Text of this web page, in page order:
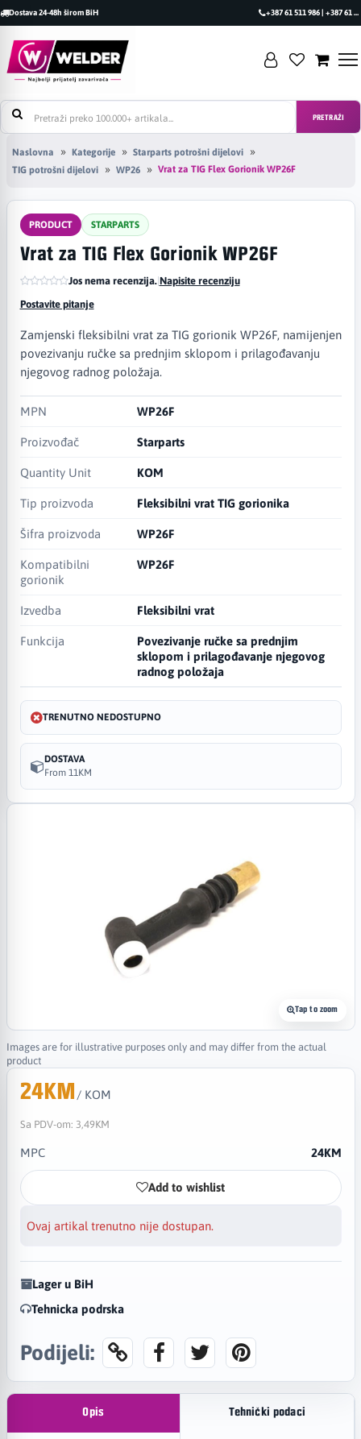
Dostava 24-48h širom BiH +387 61 511 986 | +387 61 493 470
PRETRAŽI
Naslovna Kategorije
Starparts potrošni dijelovi
TIG potrošni dijelovi
WP26 Vrat za TIG Flex Gorionik WP26F
Tap to zoom
Images are for illustrative purposes only and may differ from the actual
product
PRODUCT STARPARTS
Vrat za TIG Flex Gorionik WP26F
Jos nema recenzija.|Napisite recenziju
Postavite pitanje
Zamjenski fleksibilni vrat za TIG gorionik WP26F, namijenjen
povezivanju ručke sa prednjim sklopom i prilagođavanju
njegovog radnog položaja.
MPN WP26F
Proizvođač Starparts
Quantity Unit KOM
Tip proizvoda Fleksibilni vrat TIG gorionika
Šifra proizvoda WP26F
Kompatibilni
gorionik
WP26F
Izvedba Fleksibilni vrat
Funkcija
Povezivanje ručke sa prednjim
sklopom i prilagođavanje njegovog
radnog položaja
TRENUTNO NEDOSTUPNO
DOSTAVA
From 11KM
24KM / KOM
Sa PDV-om: 3,49KM
MPC 24KM
Add to wishlist
Ovaj artikal trenutno nije dostupan.
Lager u BiH
Tehnicka podrska
Podijeli:
Opis Tehnički podaci